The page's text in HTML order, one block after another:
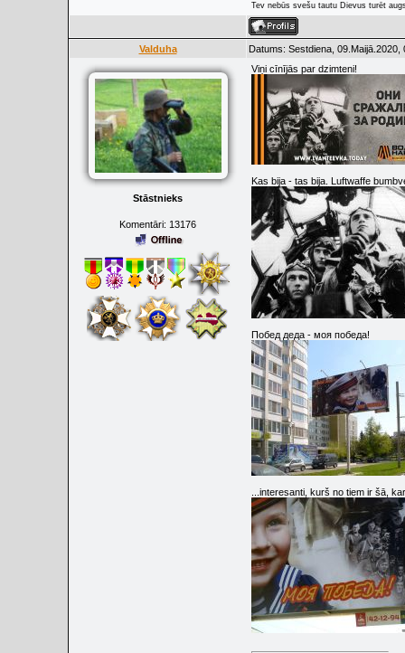
Tev nebūs svešu tautu Dievus turēt
Valduha Datums: Sestdiena,
Stāstnieks
Komentāri: 13176
Viņi cīnījās par dzimteni!
Kas bija - tas bija. Luftwaffe
Побед деда - моя победа!
...interesanti, kurš no tiem ir šā,